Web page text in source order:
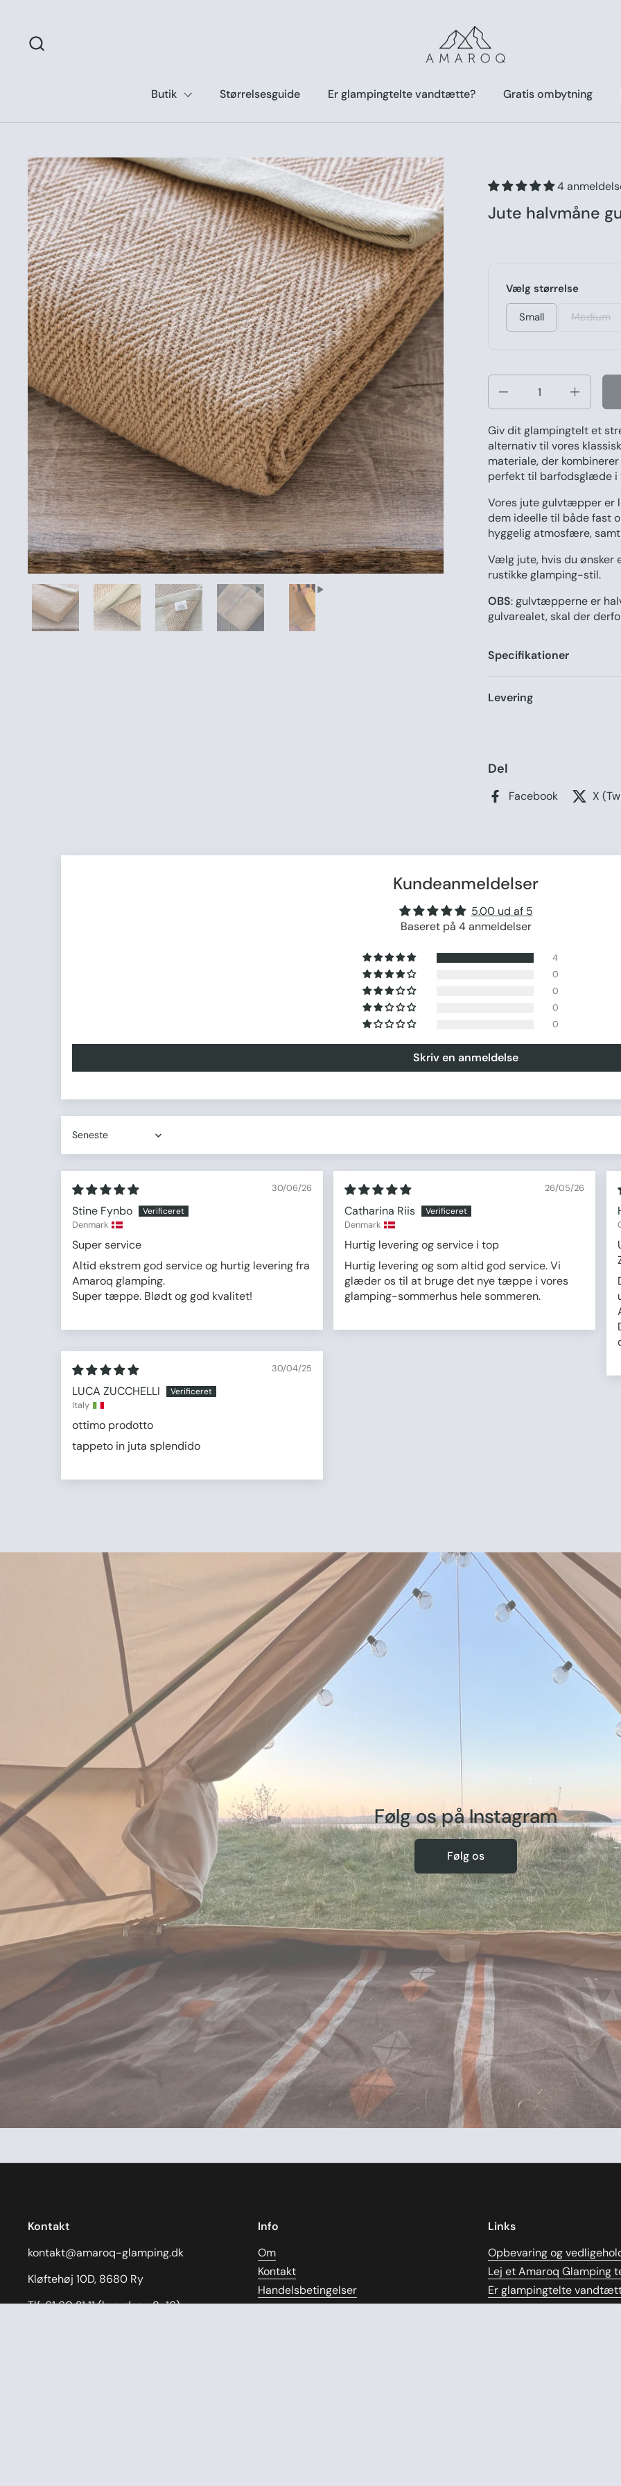
Butik Størrelsesguide Er glampingtelte vandtætte? Gratis ombytning
4
Jute halvmåne
Vælg størrelse
Small Medium
Giv dit glampingtelt et
alternativ til vores
materiale, der
perfekt til barfodsglæde i
Vores jute gulvtæpper er
dem ideelle til både fast
hyggelig atmosfære,
Vælg jute, hvis du ønsker
rustikke glamping-stil.
OBS: gulvtæpperne er
gulvarealet, skal der
Specifikationer
Levering
Del
Facebook X
Kundeanmeldelser
5.00 ud af 5
Baseret på 4 anmeldelser
4
0
0
0
0
Skriv en anmeldelse
Sort by
30/06/26
Stine Fynbo
Denmark
Super service
Altid ekstrem god service og hurtig levering fra
Amaroq glamping.
Super tæppe. Blødt og god kvalitet!
26/05/26
Catharina Riis
Denmark
Hurtig levering og service i top
Hurtig levering og som altid god service. Vi
glæder os til at bruge det nye tæppe i vores
glamping-sommerhus hele sommeren.
30/04/25
LUCA ZUCCHELLI
Italy
ottimo prodotto
tappeto in juta splendido
Følg os på Instagram
Følg os
Kontakt
kontakt@amaroq-glamping.dk
Kløftehøj 10D, 8680 Ry
Tlf: 61 60 21 11 (hverdage 8-16)
Info
Om
Kontakt
Handelsbetingelser
Links
Opbevaring og
Lej et Amaroq Glamping
Er glampingtelte